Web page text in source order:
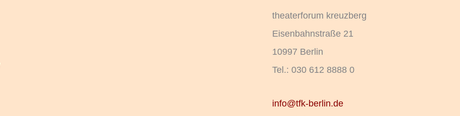
theaterforum kreuzberg
Eisenbahnstraße 21
10997 Berlin
Tel.: 030 612 8888 0
info@tfk-berlin.de